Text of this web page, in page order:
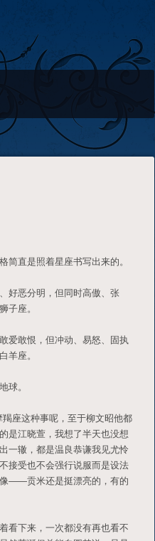
简直是照着星座书写出来的。
好恶分明，但同时高傲、张
子座。
爱敢恨，但冲动、易怒、固执
羊座。
球。
座这种事呢，至于柳文昭他都
是江晓萱，我想了半天也没想
一辙，都是温良恭谦我见尤怜
接受也不会强行说服而是设法
——贡米还是挺漂亮的，有的
看下来，一次都没有再也看不